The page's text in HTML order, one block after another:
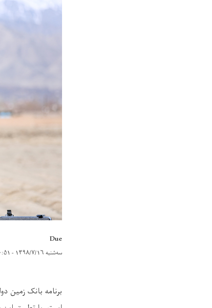
Due
سه‌شنبه ۱۳۹۸/۷/۱۶ - ۱۰:۵۱
برنامه بانک زمین